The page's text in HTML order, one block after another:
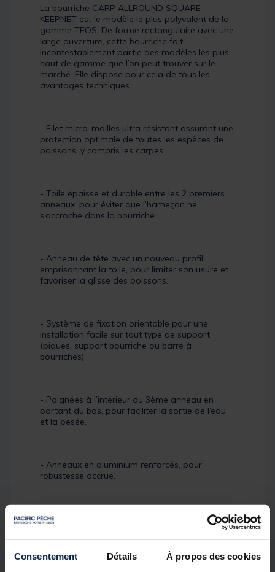
Consentement Détails À propos des cookies
La bourriche CARP ALLROUND SQUARE
KEEPNET est le modèle le plus polyvalent de la
gamme TEOS. De forme rectangulaire avec une
large ouverture, cette bourriche fait
incontestablement partie des modèles les plus
haut de gamme que l’on peut trouver sur le
marché. Elle dispose pour cela de tous les
avantages techniques :
- Filet micro-mailles ultra résistant assurant une
protection optimale de toutes les espèces de
poissons, y compris les carpes.
- Toile épaisse et durable entre les 2 premiers
anneaux, pour éviter que l’hameçon ne
s’accroche dans la bourriche.
- Anneau de tête avec un nouveau profil
emprisonnant la toile, pour limiter son usure et
favoriser la glisse des poissons.
- Système de fixation orientable pour une
installation facile sur tout type de support
(piques, support bourriche ou barre à
bourriches)
- Poignées à l’intérieur du 3ème anneau en
partant du bas, pour faciliter la sortie de l’eau
et la pesée.
- Anneaux en aluminium renforcés, pour
robustesse accrue.
- Toile épaisse protectrice autour de tous les
anneaux, protégeant le filet des frottements, et
assurant une plus grande longévité.